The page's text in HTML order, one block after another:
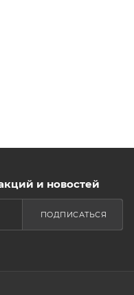
и новостей
ПОДПИСАТЬСЯ